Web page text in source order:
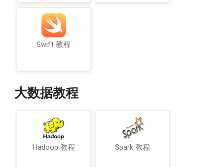
Swift 教程
大数据教程
Hadoop 教程 Spark 教程